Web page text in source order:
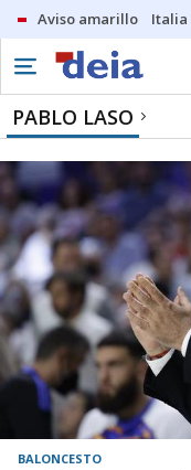
Aviso amarillo Italia
PABLO LASO
BALONCESTO